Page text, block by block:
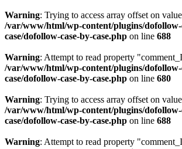
Warning: Trying to access array offset on
/var/www/html/wp-content/plugins/dofollow-
case/dofollow-case-by-case.php on line 688
Warning: Attempt to read property
/var/www/html/wp-content/plugins/dofollow-
case/dofollow-case-by-case.php on line 680
Warning: Trying to access array offset on
/var/www/html/wp-content/plugins/dofollow-
case/dofollow-case-by-case.php on line 688
Warning: Attempt to read property